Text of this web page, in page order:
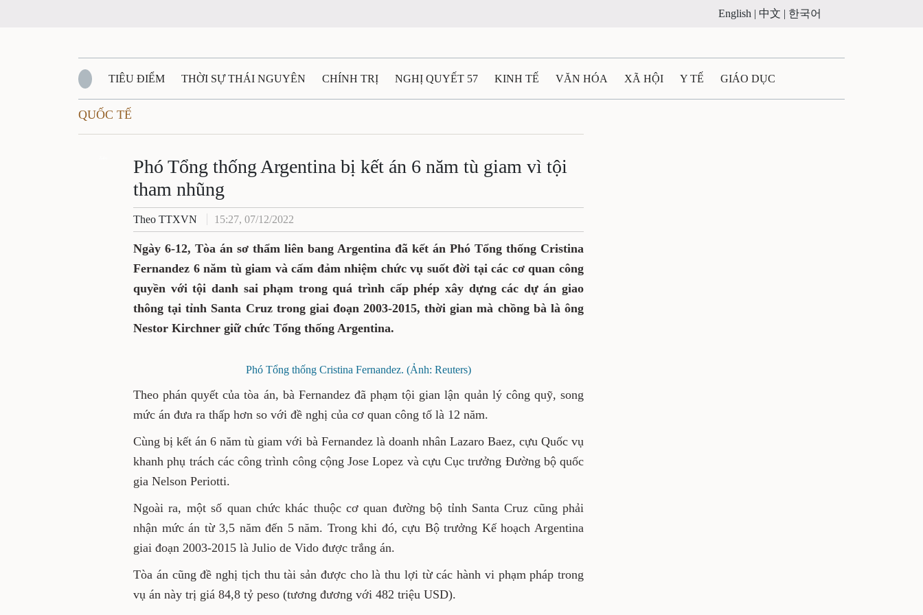
English | 中文 | 한국어
TIÊU ĐIỂM THỜI SỰ THÁI NGUYÊN CHÍNH TRỊ NGHỊ QUYẾT 57 KINH TẾ VĂN HÓA XÃ HỘI Y TẾ GIÁO DỤC
QUỐC PHÒNG - AN NINH
QUÊ HƯƠNG - ĐẤT NƯỚC QUỐC TẾ TÀI NGUYÊN - MÔI TRƯỜNG THỂ THAO THÔNG TIN - QUẢNG CÁO
VĂN BẢN, CHÍNH SÁCH MỚI
QUỐC TẾ
Phó Tổng thống Argentina bị kết án 6 năm tù giam vì tội
tham nhũng
Theo TTXVN 15:27, 07/12/2022
Ngày 6-12, Tòa án sơ thẩm liên bang Argentina đã kết án Phó Tổng thống Cristina
Fernandez 6 năm tù giam và cấm đảm nhiệm chức vụ suốt đời tại các cơ quan công
quyền với tội danh sai phạm trong quá trình cấp phép xây dựng các dự án giao
thông tại tỉnh Santa Cruz trong giai đoạn 2003-2015, thời gian mà chồng bà là ông
Nestor Kirchner giữ chức Tổng thống Argentina.
Phó Tổng thống Cristina Fernandez. (Ảnh: Reuters)
Theo phán quyết của tòa án, bà Fernandez đã phạm tội gian lận quản lý công quỹ, song
mức án đưa ra thấp hơn so với đề nghị của cơ quan công tố là 12 năm.
Cùng bị kết án 6 năm tù giam với bà Fernandez là doanh nhân Lazaro Baez, cựu Quốc vụ
khanh phụ trách các công trình công cộng Jose Lopez và cựu Cục trưởng Đường bộ quốc
gia Nelson Periotti.
Ngoài ra, một số quan chức khác thuộc cơ quan đường bộ tỉnh Santa Cruz cũng phải
nhận mức án từ 3,5 năm đến 5 năm. Trong khi đó, cựu Bộ trưởng Kế hoạch Argentina
giai đoạn 2003-2015 là Julio de Vido được trắng án.
Tòa án cũng đề nghị tịch thu tài sản được cho là thu lợi từ các hành vi phạm pháp trong
vụ án này trị giá 84,8 tỷ peso (tương đương với 482 triệu USD).